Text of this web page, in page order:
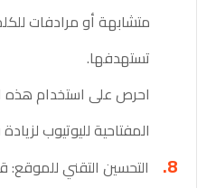
متشابهة أو مرادفات
تستهدفها.
احرص على استخدام هذه
المفتاحية لليوتيوب
التحسين التقني